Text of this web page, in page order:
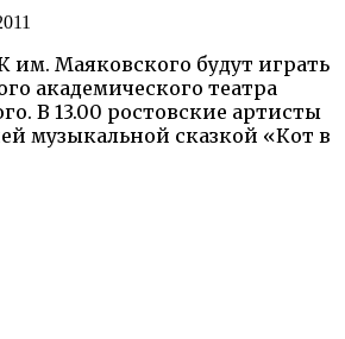
им. Маяковского будут играть
академического театра
В 13.00 ростовские артисты
музыкальной сказкой «Кот в